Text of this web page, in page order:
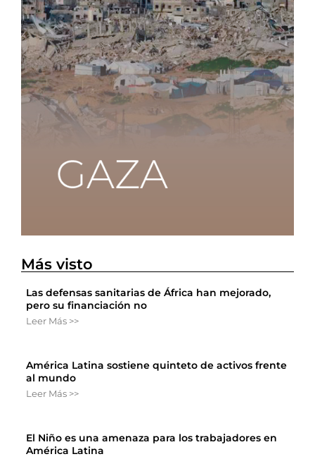
Más visto
Las defensas sanitarias de África han mejorado,
pero su financiación no
Leer Más >>
América Latina sostiene quinteto de activos frente
al mundo
Leer Más >>
El Niño es una amenaza para los trabajadores en
América Latina